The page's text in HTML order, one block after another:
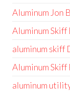
Aluminum Jon
Aluminum Skiff
aluminum skiff
Aluminum Skiff
aluminum